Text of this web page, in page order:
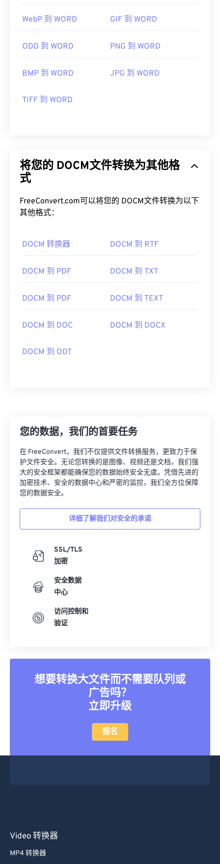
WebP 到 WORD GIF 到 WORD
ODD 到 WORD PNG 到 WORD
BMP 到 WORD JPG 到 WORD
TIFF 到 WORD
将您的 DOCM文件转换为其他格
式
FreeConvert.com可以将您的 DOCM文件转换为以下
其他格式：
DOCM 转换器 DOCM 到 RTF
DOCM 到 PDF DOCM 到 TXT
DOCM 到 PDF DOCM 到 TEXT
DOCM 到 DOC DOCM 到 DOCX
DOCM 到 ODT
您的数据，我们的首要任务
在 FreeConvert，我们不仅提供文件转换服务，更致力于保
护文件安全。无论您转换的是图像、视频还是文档，我们强
大的安全框架都能确保您的数据始终安全无虞。凭借先进的
加密技术、安全的数据中心和严密的监控，我们全方位保障
您的数据安全。
详细了解我们对安全的承诺
SSL/TLS
加密
安全数据
中心
访问控制和
验证
想要转换大文件而不需要队列或
广告吗？
立即升级
报名
Video 转换器
MP4 转换器